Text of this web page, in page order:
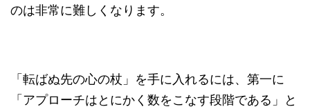
のは非常に難しくなります。
「転ばぬ先の心の杖」を手に入れるには、第一に
「アプローチはとにかく数をこなす段階である」と